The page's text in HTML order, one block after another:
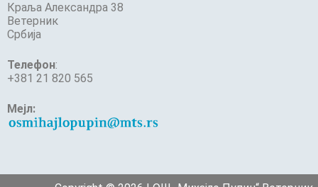
Краља Александра 38
Ветерник
Србија
Телефон:
+381 21 820 565
Мејл: